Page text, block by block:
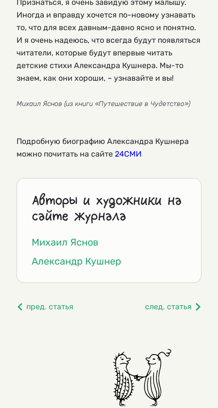
Признаться, я очень завидую этому малышу.
Иногда и вправду хочется по-новому узнавать
то, что для всех давным-давно ясно и понятно.
И я очень надеюсь, что всегда будут появляться
читатели, которые будут впервые читать
детские стихи Александра Кушнера. Мы-то
знаем, как они хороши, – узнавайте и вы!
Михаил Яснов (из книги «Путешествие в Чудетство»)
Подробную биографию Александра Кушнера
можно почитать на сайте 24СМИ
Авторы и художники на
сайте журнала
Михаил Яснов
Александр Кушнер
пред. статья след. статья